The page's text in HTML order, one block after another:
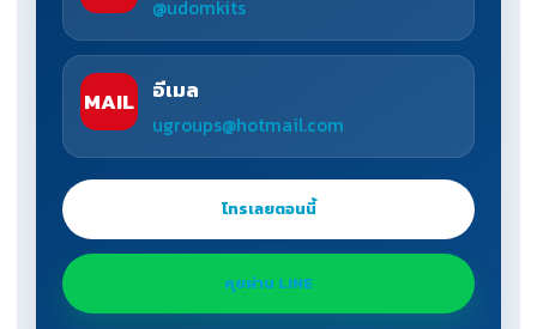
@udomkits
MAIL อีเมล
ugroups@hotmail.com
โทรเลยตอนนี้
คุยผ่าน LINE